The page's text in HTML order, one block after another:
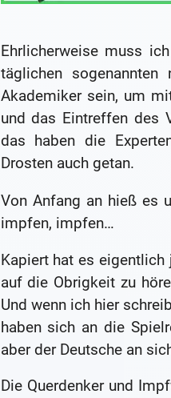
Ehrlicherweise muss
täglichen
Akademiker sein, um
und das Eintreffen des
das haben die
Drosten auch getan.
Von Anfang an hieß es
impfen, impfen…
Kapiert hat es eigentlich
auf die Obrigkeit zu
Und wenn ich hier
haben sich an die
aber der Deutsche an
Die Querdenker und